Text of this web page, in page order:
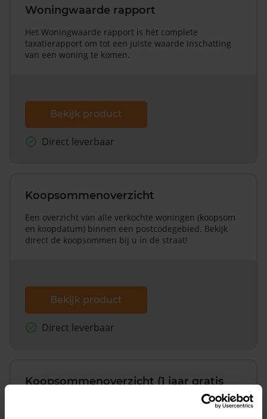
Woningwaarde rapport
Het Woningwaarde rapport is hét complete
taxatierapport om tot een juiste waarde inschatting
van een woning te komen.
Bekijk product
Direct leverbaar
Koopsommenoverzicht
Een overzicht van alle verkochte woningen (koopsom
en koopdatum) binnen een postcodegebied. Bekijk
direct de koopsommen bij u in de straat!
Bekijk product
Direct leverbaar
Koopsommenoverzicht (1 jaar gratis